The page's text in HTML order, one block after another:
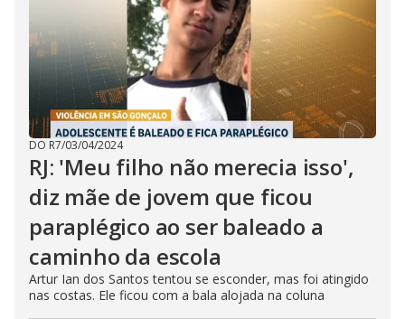
DO R7/03/04/2024
RJ: 'Meu filho não merecia isso',
diz mãe de jovem que ficou
paraplégico ao ser baleado a
caminho da escola
Artur Ian dos Santos tentou se esconder, mas foi atingido
nas costas. Ele ficou com a bala alojada na coluna